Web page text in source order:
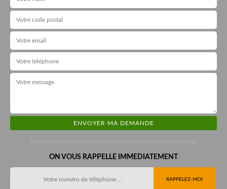
ON VOUS RAPPELLE IMMEDIATEMENT